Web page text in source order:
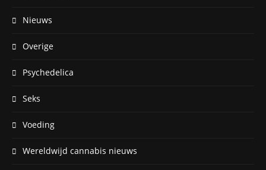
Nieuws
Overige
Psychedelica
Seks
Voeding
Wereldwijd cannabis nieuws